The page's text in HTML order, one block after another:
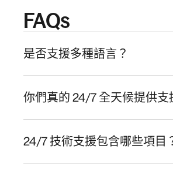
FAQs
是否支援多種語言？
你們真的 24/7 全天候提供支
24/7 技術支援包含哪些項目